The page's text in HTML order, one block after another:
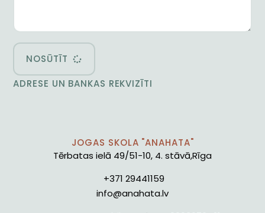
NOSŪTĪT
ADRESE UN BANKAS REKVIZĪTI
JOGAS SKOLA "ANAHATA"
Tērbatas ielā 49/51-10, 4. stāvā,Rīga
+371 29441159
info@anahata.lv